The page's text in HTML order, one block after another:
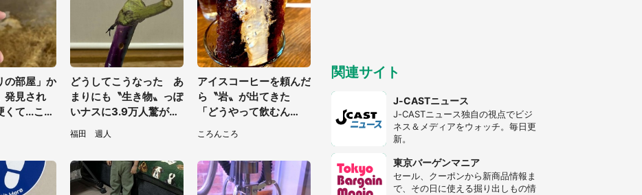
の部屋」か
発見され
て...これ
聞く
どうしてこうなった あ
まりにも〝生き物〟っぽ
いナスに3.9万人驚がく
「そのまま精霊馬に使え
そう」
福田 週人
アイスコーヒーを頼んだ
ら〝岩〟が出てきた
「どうやって飲むん
ころんころ
関連サイト
J-CASTニュース
J-CASTニュース独自の視点でビジ
ネス＆メディアをウォッチ。毎日更
新。
東京バーゲンマニア
セール、クーポンから新商品情報ま
で、その日に使える掘り出しもの情